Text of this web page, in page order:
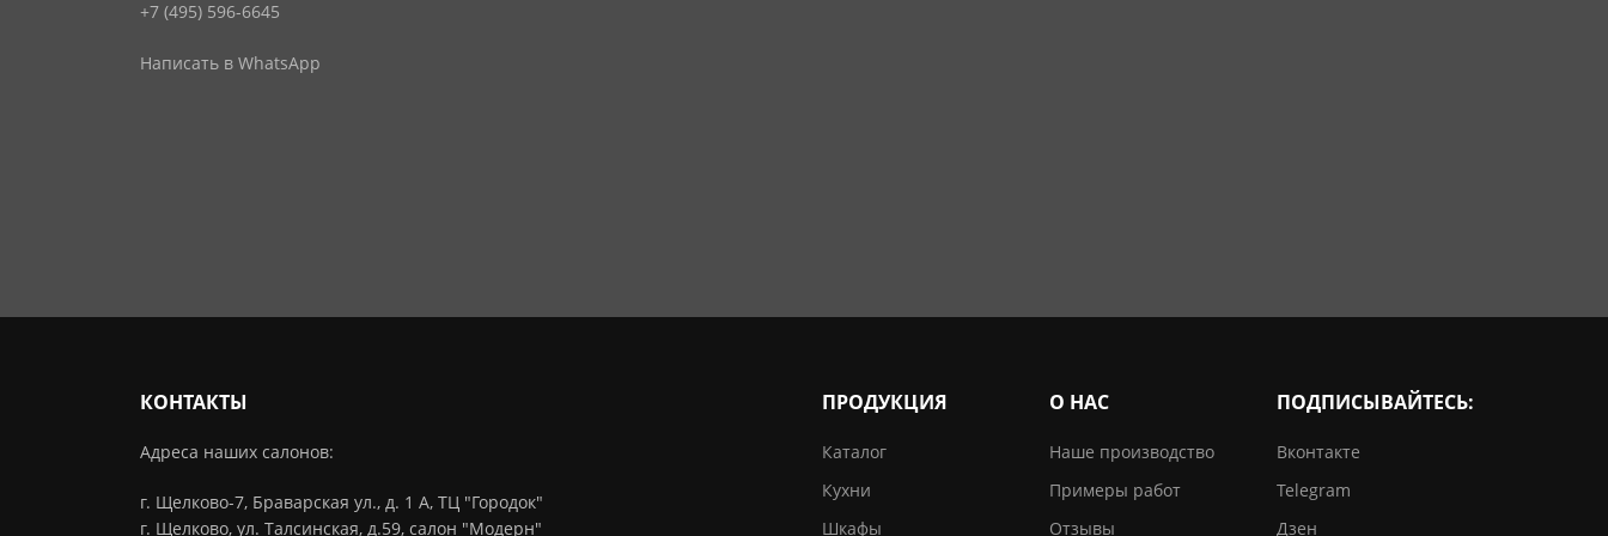
+7 (495) 596-6645
Написать в WhatsApp
КОНТАКТЫ
Адреса наших салонов:
г. Щелково-7, Браварская ул., д. 1 А, ТЦ "Городок"
г. Щелково, ул. Талсинская, д.59, салон "Модерн"
ПРОДУКЦИЯ
Каталог
Кухни
Шкафы
О НАС
Наше производство
Примеры работ
Отзывы
ПОДПИСЫВАЙТЕСЬ:
Вконтакте
Telegram
Дзен